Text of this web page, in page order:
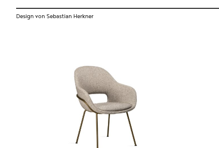
Design von Sebastian Herkner